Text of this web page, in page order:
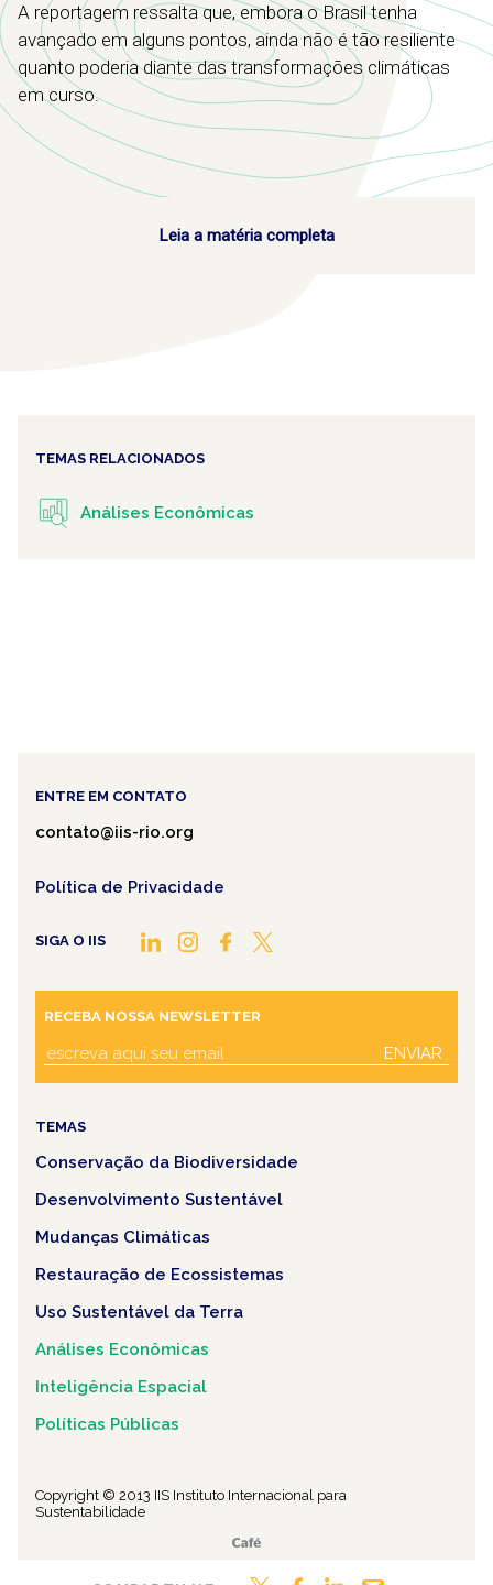
A reportagem ressalta que, embora o Brasil tenha
avançado em alguns pontos, ainda não é tão resiliente
quanto poderia diante das transformações climáticas
em curso.
Leia a matéria completa
TEMAS RELACIONADOS
Análises Econômicas
ENTRE EM CONTATO
contato@iis-rio.org
Política de Privacidade
SIGA O IIS
RECEBA NOSSA NEWSLETTER
ENVIAR
TEMAS
Conservação da Biodiversidade
Desenvolvimento Sustentável
Mudanças Climáticas
Restauração de Ecossistemas
Uso Sustentável da Terra
Análises Econômicas
Inteligência Espacial
Políticas Públicas
Copyright © 2013 IIS Instituto Internacional para
Sustentabilidade